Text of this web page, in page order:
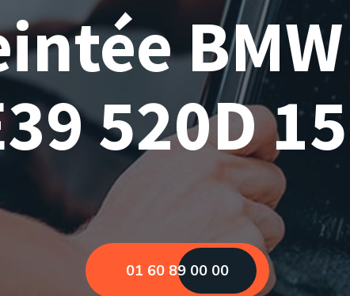
520D
01 60 89 00 00